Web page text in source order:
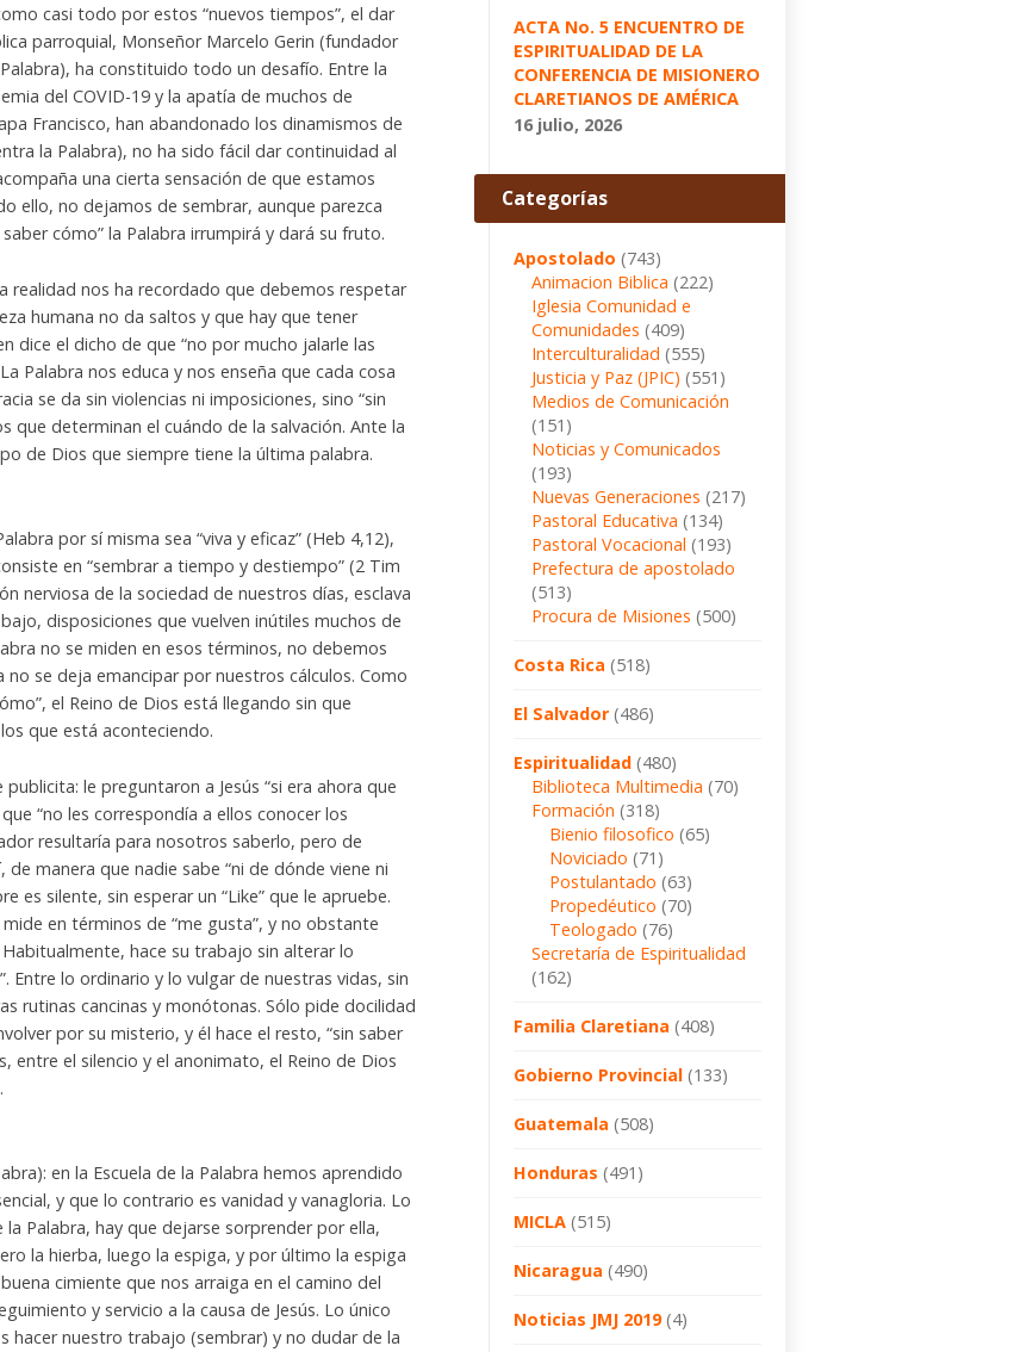
casi todo por estos “nuevos tiempos”, el dar
parroquial, Monseñor Marcelo Gerin (fundador
ha constituido todo un desafío. Entre la
del COVID-19 y la apatía de muchos de
Francisco, han abandonado los dinamismos de
la Palabra), no ha sido fácil dar continuidad al
una cierta sensación de que estamos
ello, no dejamos de sembrar, aunque parezca
cómo” la Palabra irrumpirá y dará su fruto.
realidad nos ha recordado que debemos respetar
humana no da saltos y que hay que tener
dice el dicho de que “no por mucho jalarle las
Palabra nos educa y nos enseña que cada cosa
se da sin violencias ni imposiciones, sino “sin
que determinan el cuándo de la salvación. Ante la
de Dios que siempre tiene la última palabra.
por sí misma sea “viva y eficaz” (Heb 4,12),
en “sembrar a tiempo y destiempo” (2 Tim
nerviosa de la sociedad de nuestros días, esclava
disposiciones que vuelven inútiles muchos de
no se miden en esos términos, no debemos
se deja emancipar por nuestros cálculos. Como
el Reino de Dios está llegando sin que
que está aconteciendo.
le preguntaron a Jesús “si era ahora que
“no les correspondía a ellos conocer los
resultaría para nosotros saberlo, pero de
manera que nadie sabe “ni de dónde viene ni
es silente, sin esperar un “Like” que le apruebe.
en términos de “me gusta”, y no obstante
Habitualmente, hace su trabajo sin alterar lo
Entre lo ordinario y lo vulgar de nuestras vidas, sin
rutinas cancinas y monótonas. Sólo pide docilidad
por su misterio, y él hace el resto, “sin saber
entre el silencio y el anonimato, el Reino de Dios
en la Escuela de la Palabra hemos aprendido
y que lo contrario es vanidad y vanagloria. Lo
Palabra, hay que dejarse sorprender por ella,
la hierba, luego la espiga, y por último la espiga
cimiente que nos arraiga en el camino del
y servicio a la causa de Jesús. Lo único
hacer nuestro trabajo (sembrar) y no dudar de la
ACTA No. 5 ENCUENTRO DE
ESPIRITUALIDAD DE LA
CONFERENCIA DE MISIONERO
CLARETIANOS DE AMÉRICA
16 julio, 2026
Categorías
Apostolado (743)
Animacion Biblica (222)
Iglesia Comunidad e
Comunidades (409)
Interculturalidad (555)
Justicia y Paz (JPIC) (551)
Medios de Comunicación
(151)
Noticias y Comunicados
(193)
Nuevas Generaciones (217)
Pastoral Educativa (134)
Pastoral Vocacional (193)
Prefectura de apostolado
(513)
Procura de Misiones (500)
Costa Rica (518)
El Salvador(486)
Espiritualidad (480)
Biblioteca Multimedia (70)
Formación (318)
Bienio filosofico (65)
Noviciado (71)
Postulantado (63)
Propedéutico (70)
Teologado (76)
Secretaría de Espiritualidad
(162)
Familia Claretiana (408)
Gobierno Provincial (133)
Guatemala (508)
Honduras (491)
MICLA (515)
Nicaragua (490)
Noticias JMJ 2019(4)